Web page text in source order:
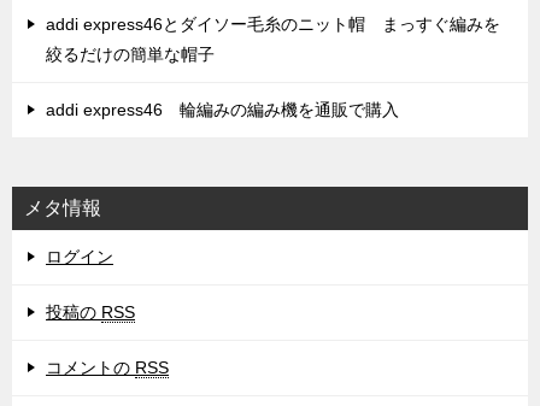
addi express46とダイソー毛糸のニット帽 まっすぐ編みを
絞るだけの簡単な帽子
addi express46 輪編みの編み機を通販で購入
メタ情報
ログイン
投稿の RSS
コメントの RSS